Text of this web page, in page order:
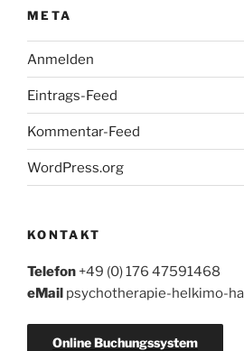
META
Anmelden
Eintrags-Feed
Kommentar-Feed
WordPress.org
KONTAKT
Telefon +49 (0) 176 47591468
eMail psychotherapie-helkimo-
Online Buchungssystem